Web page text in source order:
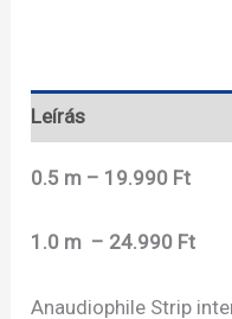
0.5m)
mennyiség
Leírás
0.5 m – 19.990 Ft
1.0 m – 24.990 Ft
Anaudiophile Strip